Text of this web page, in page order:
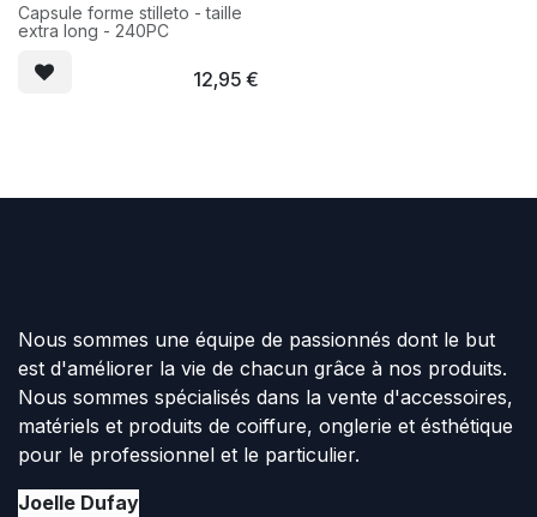
Capsule forme stilleto - taille
extra long - 240PC
12,95€
Nous sommes une équipe de passionnés dont le but
est d'améliorer la vie de chacun grâce à nos produits.
Nous sommes spécialisés dans la vente d'accessoires,
matériels et produits de coiffure, onglerie et ésthétique
pour le professionnel et le particulier.
Joelle Dufay